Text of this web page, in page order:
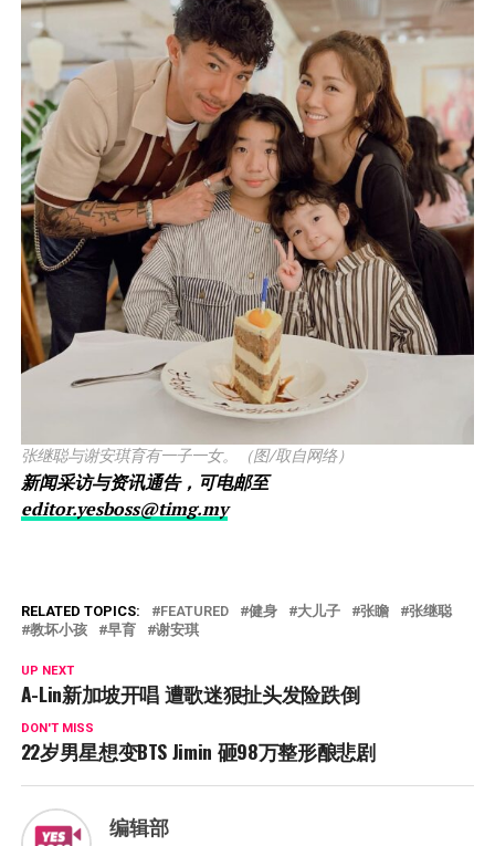
张继聪与谢安琪育有一子一女。（图/取自网络）
新闻采访与资讯通告，可电邮至
editor.yesboss@timg.my
RELATED TOPICS: FEATURED 健身 大儿子 张瞻
张继聪
教坏小孩
早育 谢安琪
UP NEXT
A-Lin新加坡开唱 遭歌迷狠扯头发险跌倒
DON'T MISS
22岁男星想变BTS Jimin 砸98万整形酿悲剧
编辑部